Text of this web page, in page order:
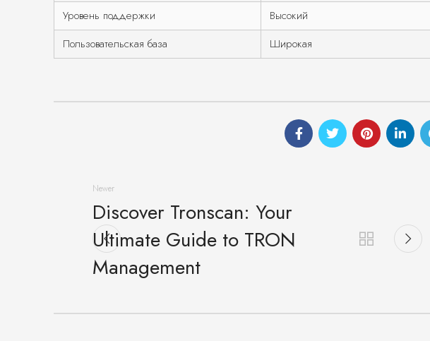
Уровень поддержки
Высокий
Пользовательская база
Широкая
Newer
Discover Tronscan: Your
Ultimate Guide to TRON
Management